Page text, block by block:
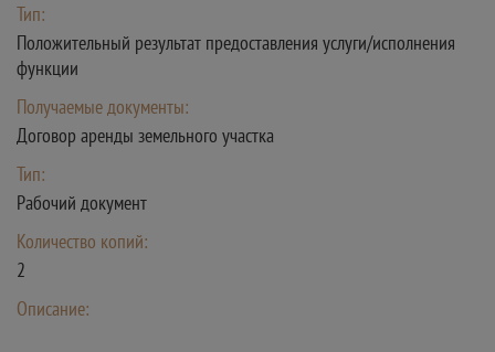
Тип:
Положительный результат предоставления услуги/исполнения
функции
Получаемые документы:
Договор аренды земельного участка
Тип:
Рабочий документ
Количество копий:
2
Описание: